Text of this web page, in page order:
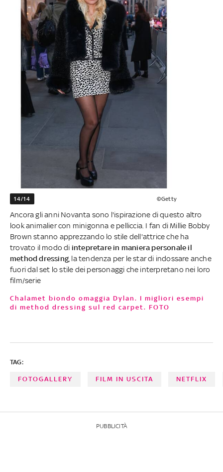
14/14 ©Getty
Ancora gli anni Novanta sono l'ispirazione di questo altro
look animalier con minigonna e pelliccia. I fan di Millie Bobby
Brown stanno apprezzando lo stile dell'attrice che ha
trovato il modo di intepretare in maniera personale il
method dressing , la tendenza per le star di indossare anche
fuori dal set lo stile dei personaggi che interpretano nei loro
film/serie
Chalamet biondo omaggia Dylan. I migliori esempi
di method dressing sul red carpet. FOTO
TAG:
FOTOGALLERY FILM IN USCITA NETFLIX
PUBBLICITÀ